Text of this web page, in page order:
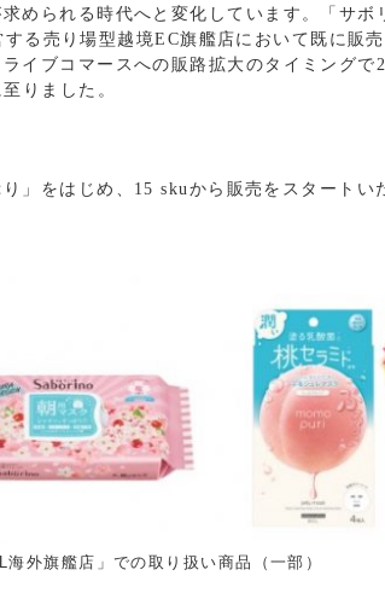
められる時代へと変化しています。「サボ
る売り場型越境EC旗艦店において既に販
イブコマースへの販路拡大のタイミングで
りました。
」をはじめ、15 skuから販売をスタートい
海外旗艦店」での取り扱い商品（一部）